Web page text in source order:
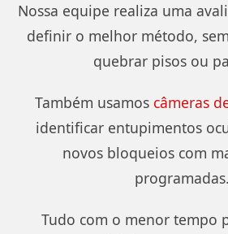
Nossa equipe realiza uma
definir o melhor método,
quebrar pisos ou
Também usamos câmeras
identificar entupimentos
novos bloqueios com
programadas.
Tudo com o menor tempo